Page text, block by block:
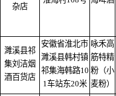
杂店
濉溪县祁
集刘洁烟
酒百货店
安徽省淮北市
濉溪县韩村镇
祁集海韩路10
1车站东20米
咏禾高
筋特精
粉（小
麦粉）